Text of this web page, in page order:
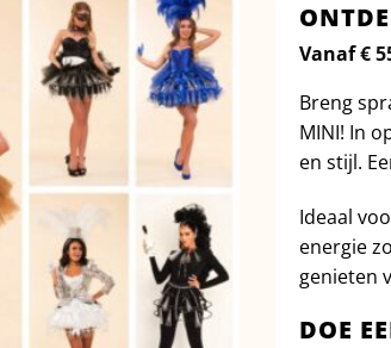
Vanaf€
Breng
MINI! In
en stijl.
Ideaal
energie
genieten
DOE